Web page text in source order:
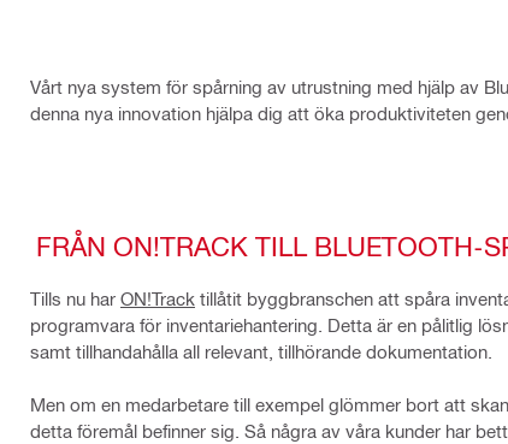
Vårt nya system för spårning av utrustning med hjälp av
denna nya innovation hjälpa dig att öka produktiviteten
FRÅN ON!TRACK TILL BLUETOOTH-
Tills nu har ON!Track tillåtit byggbranschen att spåra
programvara för inventariehantering. Detta är en pålitlig
samt tillhandahålla all relevant, tillhörande dokumentation.
Men om en medarbetare till exempel glömmer bort att
detta föremål befinner sig. Så några av våra kunder har